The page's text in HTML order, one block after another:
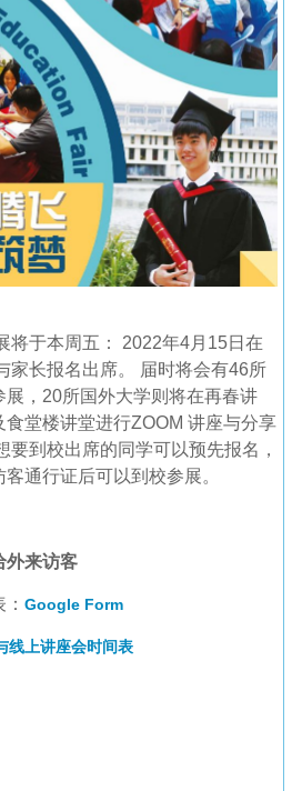
将于本周五： 2022年4月15日在
家长报名出席。 届时将会有46所
展，20所国外大学则将在再春讲
堂楼讲堂进行ZOOM 讲座与分享
要到校出席的同学可以预先报名，
通行证后可以到校参展。
外来访客
Google Form
线上讲座会时间表